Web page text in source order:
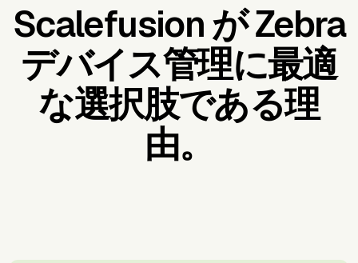
Scalefusion が Zebra
デバイス管理に最適
な選択肢である理
由。